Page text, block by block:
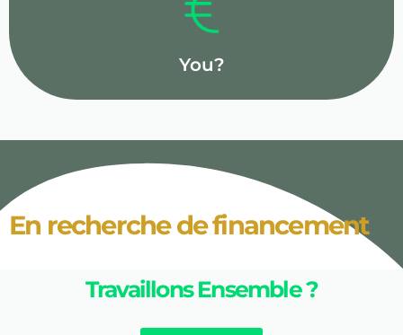
You?
En recherche de financement
Travaillons Ensemble ?